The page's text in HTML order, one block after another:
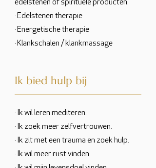
edelstenen of spirituele producten.
· Edelstenen therapie
· Energetische therapie
· Klankschalen / klankmassage
Ik bied hulp bij
· Ik wil leren mediteren.
· Ik zoek meer zelfvertrouwen.
· Ik zit met een trauma en zoek hulp.
· Ik wil meer rust vinden.